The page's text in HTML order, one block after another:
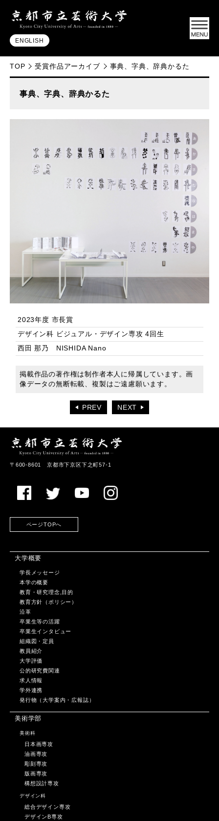
ENGLISH
TOP 受賞作品アーカイブ 事典、字典、辞典かるた
事典、字典、辞典かるた
2023年度 市長賞
デザイン科 ビジュアル・デザイン専攻 4回生
西田 那乃 NISHIDA Nano
掲載作品の著作権は制作者本人に帰属しています。画
像データの無断転載、複製はご遠慮願います。
PREV NEXT
〒600-8601 京都市下京区下之町57-1
ページTOPへ
大学概要
学長メッセージ
本学の概要
教育・研究理念,目的
教育方針（ポリシー）
沿革
卒業生等の活躍
卒業生インタビュー
組織図・定員
教員紹介
大学評価
公的研究費関連
求人情報
学外連携
発行物（大学案内・広報誌）
美術学部
美術科
日本画専攻
油画専攻
彫刻専攻
版画専攻
構想設計専攻
デザイン科
総合デザイン専攻
デザインB専攻